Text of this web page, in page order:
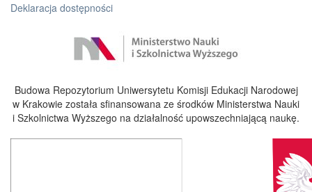
Deklaracja dostępności
Budowa Repozytorium Uniwersytetu Komisji Edukacji Narodowej
w Krakowie została sfinansowana ze środków Ministerstwa Nauki
i Szkolnictwa Wyższego na działalność upowszechniającą naukę.